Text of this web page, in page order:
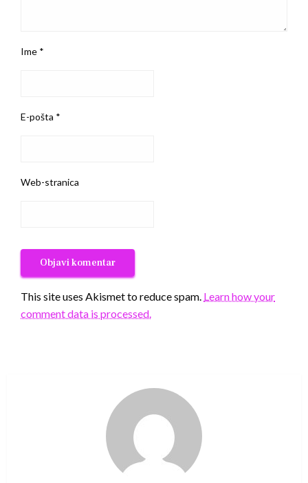
Ime *
E-pošta *
Web-stranica
This site uses Akismet to reduce spam. Learn how your
comment data is processed.